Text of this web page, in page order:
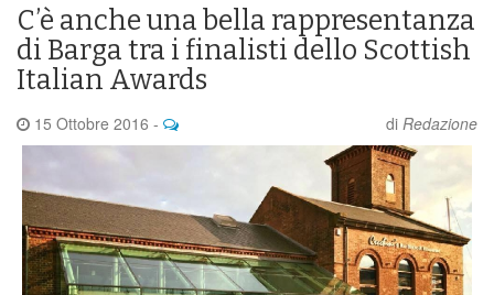
C’è anche una bella rappresentanza
di Barga tra i finalisti dello Scottish
Italian Awards
15 Ottobre 2016 - di Redazione